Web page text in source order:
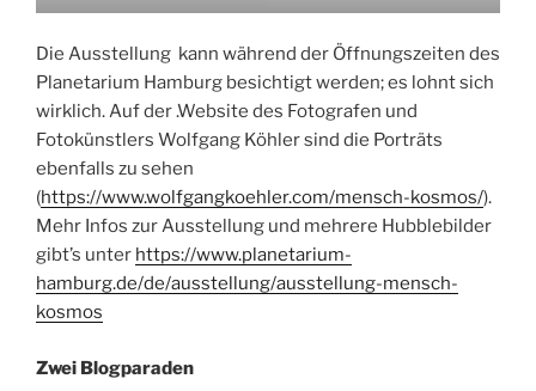
Die Ausstellung kann während der Öffnungszeiten des
Planetarium Hamburg besichtigt werden; es lohnt sich
wirklich. Auf der .Website des Fotografen und
Fotokünstlers Wolfgang Köhler sind die Porträts
ebenfalls zu sehen
(https://www.wolfgangkoehler.com/mensch-kosmos/).
Mehr Infos zur Ausstellung und mehrere Hubblebilder
gibt’s unter https://www.planetarium-
hamburg.de/de/ausstellung/ausstellung-mensch-
kosmos
Zwei Blogparaden